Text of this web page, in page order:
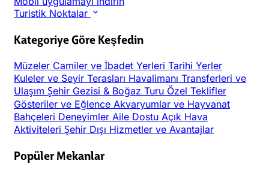
Turistik Noktalar
Kategoriye Göre Keşfedin
Müzeler Camiler ve İbadet Yerleri Tarihi Yerler
Kuleler ve Seyir Terasları Havalimanı Transferleri ve
Ulaşım Şehir Gezisi & Boğaz Turu Özel Teklifler
Gösteriler ve Eğlence Akvaryumlar ve Hayvanat
Bahçeleri Deneyimler Aile Dostu Açık Hava
Aktiviteleri Şehir Dışı Hizmetler ve Avantajlar
Popüler Mekanlar